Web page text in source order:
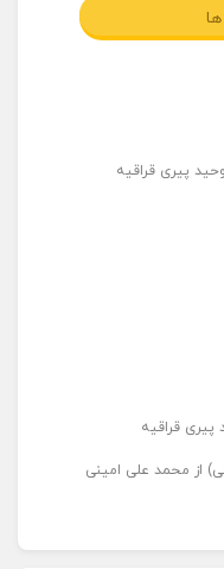
پیری قراقیه
قراقیه
از محمد علی امینی